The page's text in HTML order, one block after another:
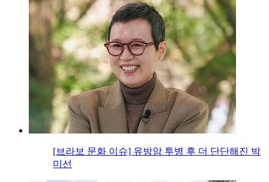
[브라보 문화 이슈] 유방암 투병 후 더 단단해진 박
미선